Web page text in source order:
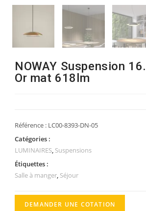
NOWAY Suspension
Or mat 618lm
Référence : LC00-8393-DN-05
Catégories :
LUMINAIRES, Suspensions
Étiquettes :
Salle à manger, Séjour
DEMANDER UNE COTATION